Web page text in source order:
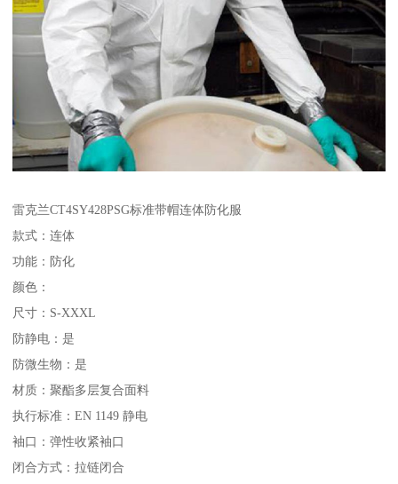
雷克兰CT4SY428PSG标准带帽连体防化服
款式：连体
功能：防化
颜色：
尺寸：S-XXXL
防静电：是
防微生物：是
材质：聚酯多层复合面料
执行标准：EN 1149 静电
袖口：弹性收紧袖口
闭合方式：拉链闭合